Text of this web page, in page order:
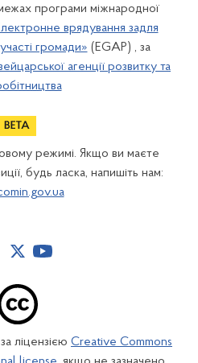
програми міжнародної
врядування задля
громади» (EGAP) , за
агенції розвитку та
режимі. Якщо ви маєте
будь ласка, напишіть нам:
ліцензією Creative Commons